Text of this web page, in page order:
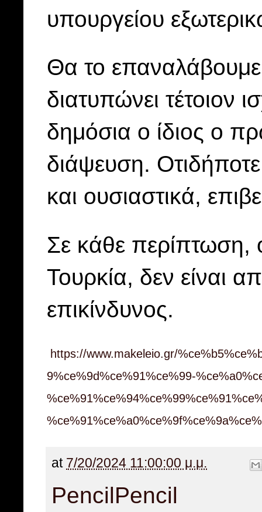
υπουργείου
Θα το
διατυπώνει τέτοιον
δημόσια ο ίδιος ο
διάψευση.
και ουσιαστικά,
Σε κάθε περίπτωση,
Τουρκία, δεν είναι
επικίνδυνος.
https://www.makeleio.gr/
9%ce%9d%ce%91%ce%99-
at 7/20/2024 11:00:00 μ.μ.
PencilPencil